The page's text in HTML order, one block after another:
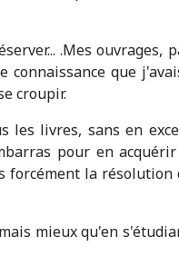
.Mes ouvrages,
que
croupir.
livres, sans en
pour en acquérir
la résolution
mieux qu'en